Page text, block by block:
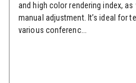
and high color rendering index,
manual adjustment. It’s ideal for
various conferenc...